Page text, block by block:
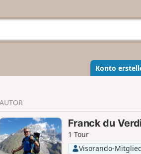
Konto
AUTOR
Franck du
1 Tour
Visorando-